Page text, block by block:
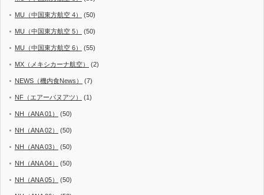
MU（中国東方航空 4） (50)
MU（中国東方航空 5） (50)
MU（中国東方航空 6） (55)
MX（メキシカーナ航空） (2)
NEWS（機内食News） (7)
NF（エアーバヌアツ） (1)
NH（ANA 01） (50)
NH（ANA 02） (50)
NH（ANA 03） (50)
NH（ANA 04） (50)
NH（ANA 05） (50)